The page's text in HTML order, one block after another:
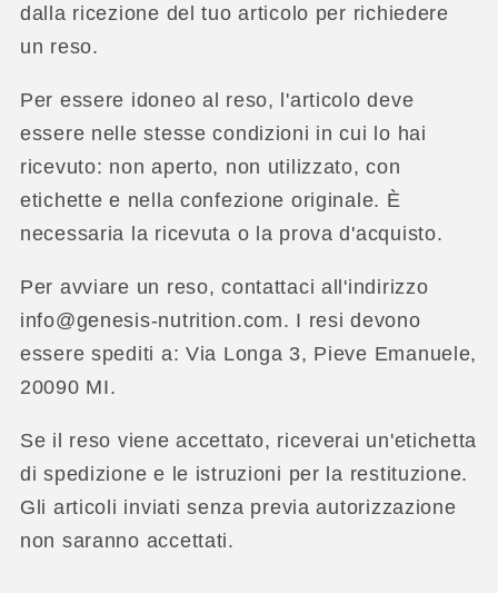
dalla ricezione del tuo articolo per richiedere
un reso.
Per essere idoneo al reso, l'articolo deve
essere nelle stesse condizioni in cui lo hai
ricevuto: non aperto, non utilizzato, con
etichette e nella confezione originale. È
necessaria la ricevuta o la prova d'acquisto.
Per avviare un reso, contattaci all'indirizzo
info@genesis-nutrition.com. I resi devono
essere spediti a: Via Longa 3, Pieve Emanuele,
20090 MI.
Se il reso viene accettato, riceverai un'etichetta
di spedizione e le istruzioni per la restituzione.
Gli articoli inviati senza previa autorizzazione
non saranno accettati.